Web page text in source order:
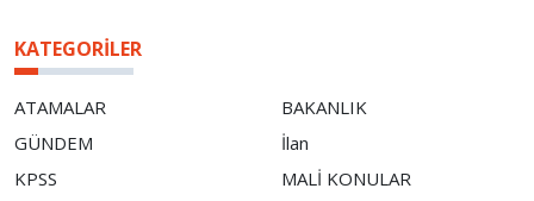
KATEGORILER
ATAMALAR
BAKANLIK
GÜNDEM
İlan
KPSS
MALİ KONULAR